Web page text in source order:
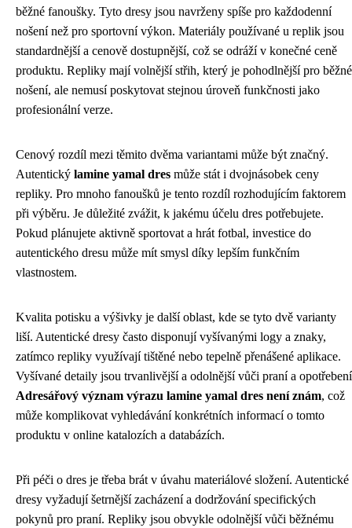
běžné fanoušky. Tyto dresy jsou navrženy spíše pro každodenní
nošení než pro sportovní výkon. Materiály používané u replik jsou
standardnější a cenově dostupnější, což se odráží v konečné ceně
produktu. Repliky mají volnější střih, který je pohodlnější pro běžné
nošení, ale nemusí poskytovat stejnou úroveň funkčnosti jako
profesionální verze.
Cenový rozdíl mezi těmito dvěma variantami může být značný.
Autentický lamine yamal dres může stát i dvojnásobek ceny
repliky. Pro mnoho fanoušků je tento rozdíl rozhodujícím faktorem
při výběru. Je důležité zvážit, k jakému účelu dres potřebujete.
Pokud plánujete aktivně sportovat a hrát fotbal, investice do
autentického dresu může mít smysl díky lepším funkčním
vlastnostem.
Kvalita potisku a výšivky je další oblast, kde se tyto dvě varianty
liší. Autentické dresy často disponují vyšívanými logy a znaky,
zatímco repliky využívají tištěné nebo tepelně přenášené aplikace.
Vyšívané detaily jsou trvanlivější a odolnější vůči praní a
Adresářový význam výrazu lamine yamal dres není znám, což
může komplikovat vyhledávání konkrétních informací o tomto
produktu v online katalozích a databázích.
Při péči o dres je třeba brát v úvahu materiálové složení. Autentické
dresy vyžadují šetrnější zacházení a dodržování specifických
pokynů pro praní. Repliky jsou obvykle odolnější vůči běžnému